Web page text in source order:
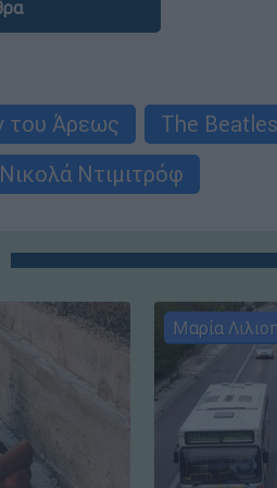
του Άρεως The Beatles
Νικολά Ντιμιτρόφ
Μαρία